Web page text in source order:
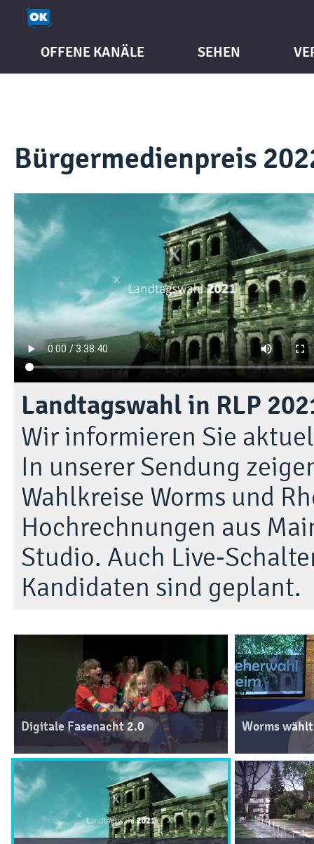
OFFENE KANÄLE SEHEN
Bürgermedienpreis
Landtagswahl in RLP
Wir informieren Sie
In unserer Sendung
Wahlkreise Worms und
Hochrechnungen aus
Studio. Auch Live-
Kandidaten sind geplant.
Digitale Fasenacht 2.0 Worms